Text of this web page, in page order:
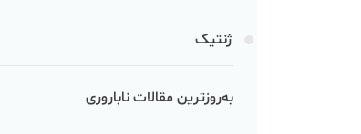
ژنتیک
به‌روزترین مقالات ناباروری